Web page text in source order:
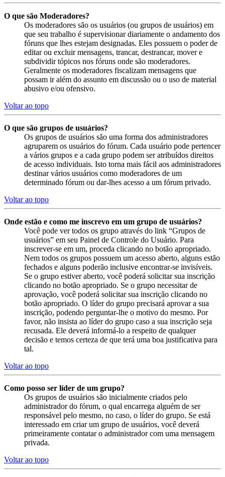
O que são Moderadores?
Os moderadores são os usuários (ou grupos de usuários) em
que seu trabalho é supervisionar diariamente o andamento dos
fóruns que lhes estejam designadas. Eles possuem o poder de
editar ou excluir mensagens, trancar, destrancar, mover e
subdividir tópicos nos fóruns onde são moderadores.
Geralmente os moderadores fiscalizam mensagens que
possam ir além do assunto em discussão ou o uso de material
abusivo e/ou ofensivo.
Voltar ao topo
O que são grupos de usuários?
Os grupos de usuários são uma forma dos administradores
agruparem os usuários do fórum. Cada usuário pode pertencer
a vários grupos e a cada grupo podem ser atribuídos direitos
de acesso individuais. Isto torna mais fácil aos administradores
destinar vários usuários como moderadores de um
determinado fórum ou dar-lhes acesso a um fórum privado.
Voltar ao topo
Onde estão e como me inscrevo em um grupo de usuários?
Você pode ver todos os grupo através do link “Grupos de
usuários” em seu Painel de Controle do Usuário. Para
inscrever-se em um, proceda clicando no botão apropriado.
Nem todos os grupos possuem um acesso aberto, alguns estão
fechados e alguns poderão inclusive encontrar-se invisíveis.
Se o grupo estiver aberto, você poderá solicitar sua inscrição
clicando no botão apropriado. Se o grupo necessitar de
aprovação, você poderá solicitar sua inscrição clicando no
botão apropriado. O líder do grupo precisará aprovar a sua
inscrição, podendo perguntar-lhe o motivo do mesmo. Por
favor, não insista ao líder do grupo caso a sua inscrição seja
recusada. Ele deverá informá-lo a respeito de qualquer
decisão e temos certeza de que terá uma boa justificativa para
tal.
Voltar ao topo
Como posso ser líder de um grupo?
Os grupos de usuários são inicialmente criados pelo
administrador do fórum, o qual encarrega alguém de ser
responsável pelo mesmo, no caso, o líder do grupo. Se está
interessado em criar um grupo de usuários, você deverá
primeiramente contatar o administrador com uma mensagem
privada.
Voltar ao topo